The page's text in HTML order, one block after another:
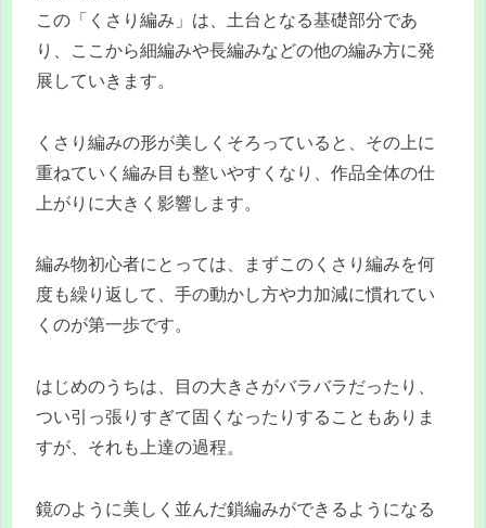
この「くさり編み」は、土台となる基礎部分であ
り、ここから細編みや長編みなどの他の編み方に発
展していきます。
くさり編みの形が美しくそろっていると、その上に
重ねていく編み目も整いやすくなり、作品全体の仕
上がりに大きく影響します。
編み物初心者にとっては、まずこのくさり編みを何
度も繰り返して、手の動かし方や力加減に慣れてい
くのが第一歩です。
はじめのうちは、目の大きさがバラバラだったり、
つい引っ張りすぎて固くなったりすることもありま
すが、それも上達の過程。
鏡のように美しく並んだ鎖編みができるようになる